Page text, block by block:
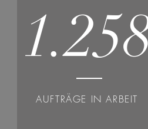
AUFTRÄGE IN ARBEIT